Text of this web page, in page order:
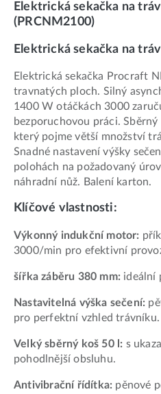
Elektrická sekačka na
(PRCNM2100)
Elektrická sekačka na
Elektrická sekačka Procraft
travnatých ploch. Silný
1400 W otáčkách 3000
bezporuchovou práci.
který pojme větší množství
Snadné nastavení výšky
polohách na požadovaný
náhradní nůž. Balení karton.
Klíčové vlastnosti:
Výkonný indukční motor:
3000/min pro efektivní
šířka záběru 380 mm: ideální
Nastavitelná výška sečení:
pro perfektní vzhled trávníku.
Velký sběrný koš 50 l: s
pohodlnější obsluhu.
Antivibrační řídítka: pěnové